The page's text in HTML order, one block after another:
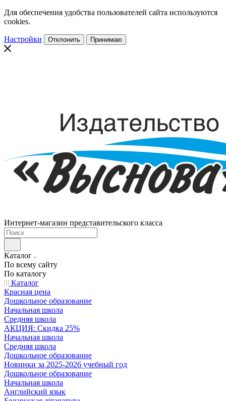
Для обеспечения удобства пользователей сайта используются
cookies.
Настройки Отклонить Принимаю
Интернет-магазин представительского класса
Каталог
По всему сайту
По каталогу
Каталог
Красная цена
Дошкольное образование
Начальная школа
Средняя школа
АКЦИЯ: Скидка 25%
Начальная школа
Средняя школа
Дошкольное образование
Новинки за 2025-2026 учебный год
Дошкольное образование
Начальная школа
Английский язык